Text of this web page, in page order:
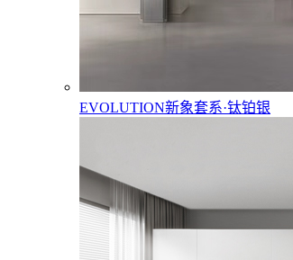
EVOLUTION新象套系·钛铂银